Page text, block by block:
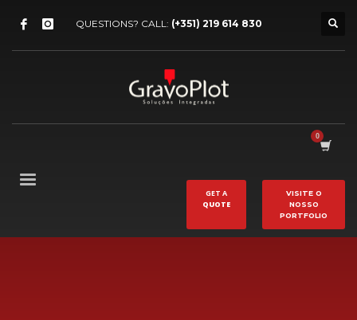
QUESTIONS? CALL: (+351) 219 614 830
GET A
QUOTE
VISITE O
NOSSO
PORTFOLIO